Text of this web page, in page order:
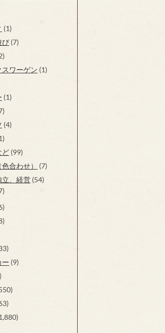
(1)
び (7)
スワーゲン (1)
(1)
(4)
ど (99)
合わせ）
(7)
立、経営 (54)
ー (9)